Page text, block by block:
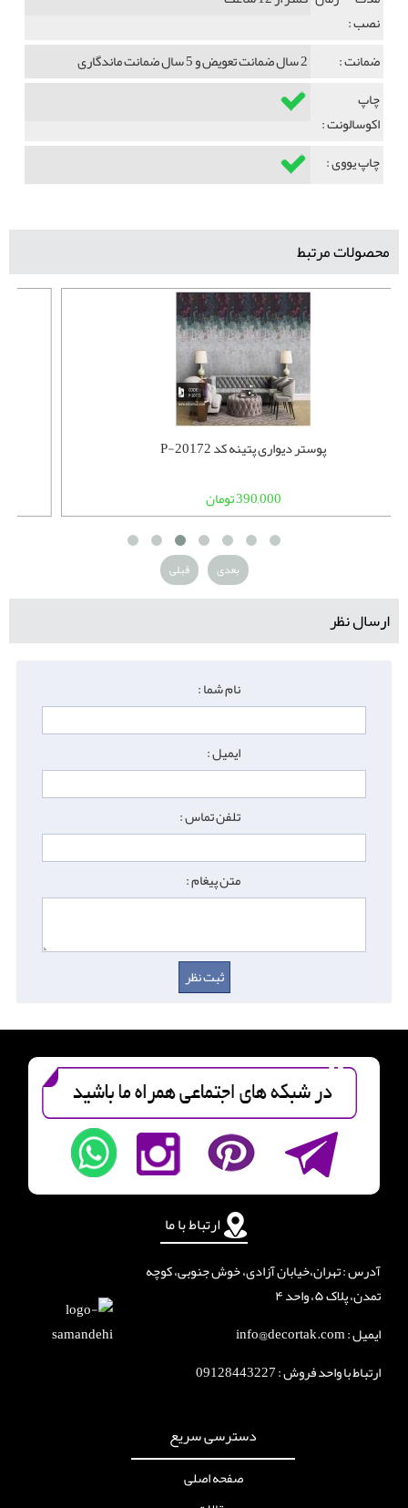
نصب :
ضمانت :
2 سال ضمانت تعویض و 5 سال ضمانت ماندگاری
چاپ
اکوسالونت :
چاپ یووی :
محصولات مرتبط
پوستر دیواری پتینه کد P-20172
390,000 تومان
قبلی بعدی
ارسال نظر
نام شما :
ایمیل :
تلفن تماس :
متن پیغام :
دسترسی سریع
صفحه اصلی
ارتباط با ما
آدرس : تهران،خیابان آزادی، خوش جنوبی، کوچه
تمدن، پلاک ۵، واحد ۴
ایمیل : info@decortak.com
ارتباط با واحد فروش :09128443227